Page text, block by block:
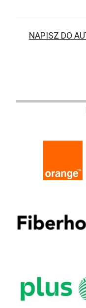
NAPISZ DO